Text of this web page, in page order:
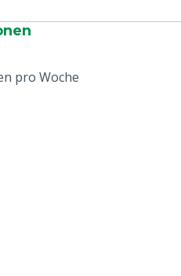
pro Woche